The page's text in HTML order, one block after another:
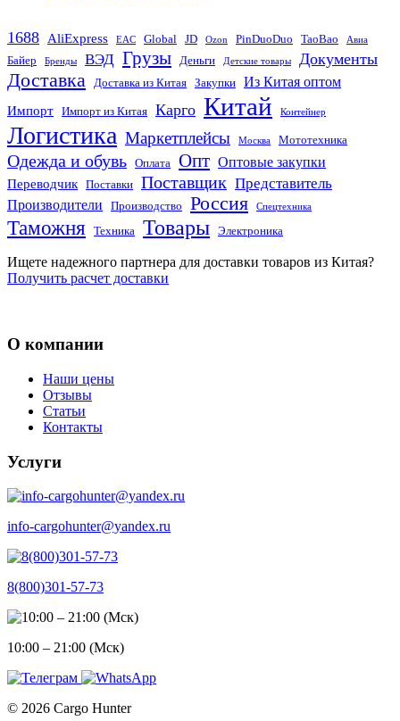
1688 AliExpress EAC Global JD Ozon PinDuoDuo TaoBao Авиа
Байер Бренды ВЭД Грузы Деньги Детские товары Документы
Доставка Доставка из Китая Закупки Из Китая оптом
Импорт Импорт из Китая Карго Китай Контейнер
Логистика Маркетплейсы Москва Мототехника
Одежда и обувь Оплата Опт Оптовые закупки
Переводчик Поставки Поставщик Представитель
Производители Производство Россия Спецтехника
Таможня Техника Товары Электроника
Ищете надежного партнера для доставки товаров из Китая?
Получить расчет доставки
О компании
Наши цены
Отзывы
Статьи
Контакты
Услуги
info-cargohunter@yandex.ru
8(800)301-57-73
10:00 – 21:00 (Мск)
© 2026 Cargo Hunter